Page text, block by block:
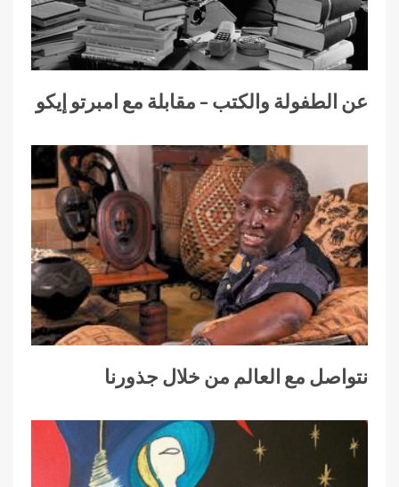
عن الطفولة والكتب – مقابلة مع امبرتو إيكو
نتواصل مع العالم من خلال جذورنا